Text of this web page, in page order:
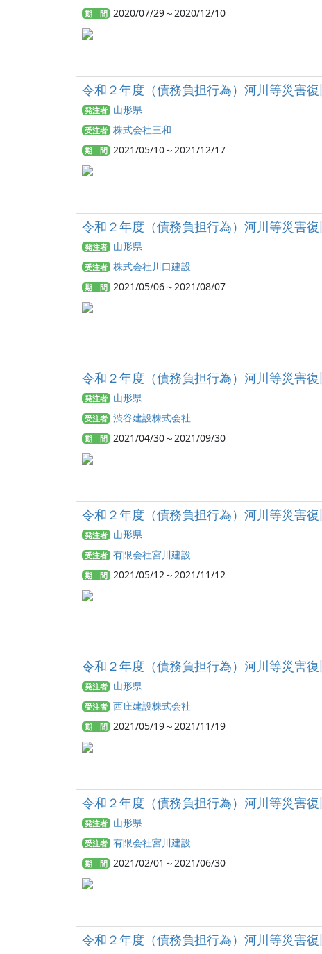
期 間 2020/07/29～2020/12/10
令和２年度（債務負担行為）河川等災害
発注者 山形県
受注者 株式会社三和
期 間 2021/05/10～2021/12/17
令和２年度（債務負担行為）河川等災害
発注者 山形県
受注者 株式会社川口建設
期 間 2021/05/06～2021/08/07
令和２年度（債務負担行為）河川等災害
発注者 山形県
受注者 渋谷建設株式会社
期 間 2021/04/30～2021/09/30
令和２年度（債務負担行為）河川等災害
発注者 山形県
受注者 有限会社宮川建設
期 間 2021/05/12～2021/11/12
令和２年度（債務負担行為）河川等災害
発注者 山形県
受注者 西庄建設株式会社
期 間 2021/05/19～2021/11/19
令和２年度（債務負担行為）河川等災害
発注者 山形県
受注者 有限会社宮川建設
期 間 2021/02/01～2021/06/30
令和２年度（債務負担行為）河川等災害